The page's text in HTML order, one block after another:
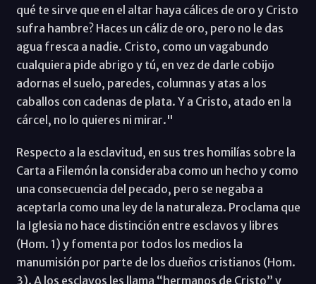
qué te sirve que en el altar haya cálices de oro y Cristo
sufra hambre? Haces un cáliz de oro, pero no le das
agua fresca a nadie. Cristo, como un vagabundo
cualquiera pide abrigo y tú, en vez de darle cobijo
adornas el suelo, paredes, columnas y atas a los
caballos con cadenas de plata. Y a Cristo, atado en la
cárcel, no lo quieres ni mirar."
Respecto a la esclavitud, en sus tres homilías sobre la
Carta a Filemón la consideraba como un hecho y como
una consecuencia del pecado, pero se negaba a
aceptarla como una ley de la naturaleza. Proclama que
la Iglesia no hace distinción entre esclavos y libres
(Hom. 1) y fomenta por todos los medios la
manumisión por parte de los dueños cristianos (Hom.
3). A los esclavos les llama “hermanos de Cristo” y